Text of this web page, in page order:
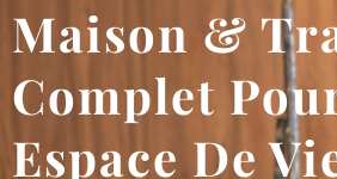
Maison &
Complet
Espace De